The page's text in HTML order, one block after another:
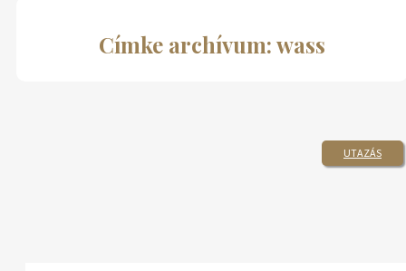
Címke archívum: wass
UTAZÁS